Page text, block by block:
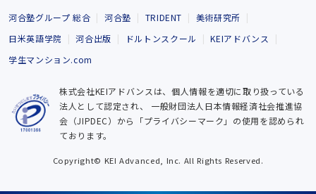
河合塾グループ 総合 河合塾 TRIDENT
美術研究所
日米英語学院
河合出版 ドルトンスクール
KEIアドバンス
学生マンション.com
株式会社KEIアドバンスは、個人情報を適切に取り扱っている
法人として認定され、 一般財団法人日本情報経済社会推進協
会（JIPDEC）から「プライバシーマーク」の使用を認められ
ております。
Copyright© KEI Advanced, Inc. All Rights Reserved.